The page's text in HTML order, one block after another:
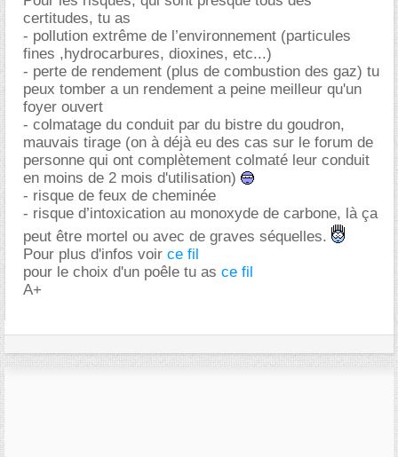
certitudes, tu as
- pollution extrême de l’environnement (particules
fines ,hydrocarbures, dioxines, etc...)
- perte de rendement (plus de combustion des gaz) tu
peux tomber a un rendement a peine meilleur qu'un
foyer ouvert
- colmatage du conduit par du bistre du goudron,
mauvais tirage (on à déjà eu des cas sur le forum de
personne qui ont complètement colmaté leur conduit
en moins de 2 mois d'utilisation)
- risque de feux de cheminée
- risque d’intoxication au monoxyde de carbone, là ça
peut être mortel ou avec de graves séquelles.
Pour plus d'infos voir ce fil
pour le choix d'un poêle tu as ce fil
A+